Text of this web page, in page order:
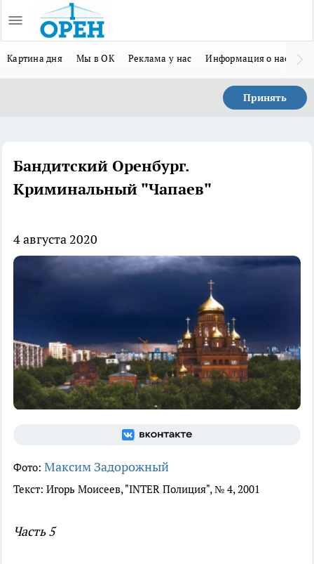
Картина дня Мы в ОК Реклама у нас Информация о нас
Принять
Бандитский Оренбург.
Криминальный "Чапаев"
4 августа 2020
Фото: Максим Задорожный
Текст: Игорь Моисеев, "INTER Полиция", № 4, 2001
Часть 5